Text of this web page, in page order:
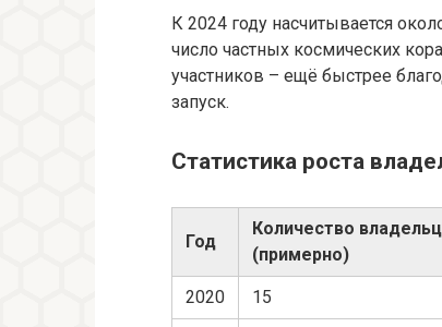
К 2024 году насчитывается
число частных космических
участников – ещё быстрее
запуск.
Статистика роста
Год
Количество
(примерно)
2020 15